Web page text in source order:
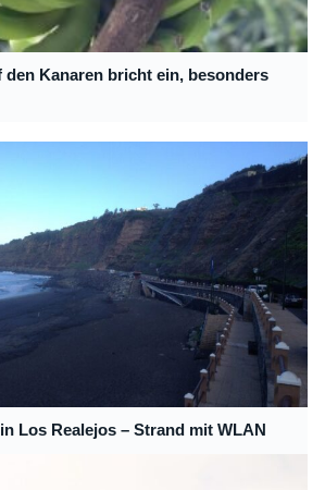
den Kanaren bricht ein, besonders
Los Realejos – Strand mit WLAN